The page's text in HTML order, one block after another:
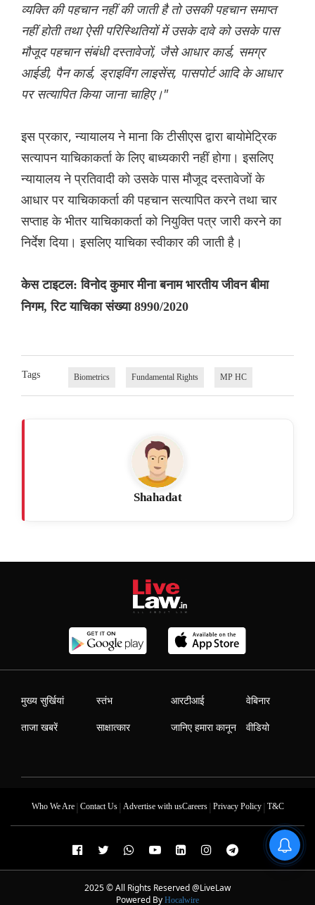
व्यक्ति की पहचान नहीं की जाती है तो उसकी पहचान समाप्त
नहीं होती तथा ऐसी परिस्थितियों में उसके दावे को उसके पास
मौजूद पहचान संबंधी दस्तावेजों, जैसे आधार कार्ड, समग्र
आईडी, पैन कार्ड, ड्राइविंग लाइसेंस, पासपोर्ट आदि के आधार
पर सत्यापित किया जाना चाहिए।"
इस प्रकार, न्यायालय ने माना कि टीसीएस द्वारा बायोमेट्रिक
सत्यापन याचिकाकर्ता के लिए बाध्यकारी नहीं होगा। इसलिए
न्यायालय ने प्रतिवादी को उसके पास मौजूद दस्तावेजों के
आधार पर याचिकाकर्ता की पहचान सत्यापित करने तथा चार
सप्ताह के भीतर याचिकाकर्ता को नियुक्ति पत्र जारी करने का
निर्देश दिया। इसलिए याचिका स्वीकार की जाती है।
केस टाइटल: विनोद कुमार मीना बनाम भारतीय जीवन बीमा
निगम, रिट याचिका संख्या 8990/2020
Tags Biometrics Fundamental Rights MP HC
Shahadat
मुख्य सुर्खियां
ताजा खबरें
स्तंभ
साक्षात्कार
आरटीआई
जानिए हमारा कानून
वेबिनार
वीडियो
Who We Are| Contact Us| Advertise with usCareers| Privacy Policy| T&C
2025 © All Rights Reserved @LiveLaw
Powered By Hocalwire